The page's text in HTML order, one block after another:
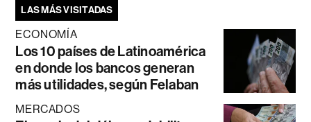
LAS MÁS VISITADAS
ECONOMÍA
Los 10 países de Latinoamérica
en donde los bancos generan
más utilidades, según Felaban
MERCADOS